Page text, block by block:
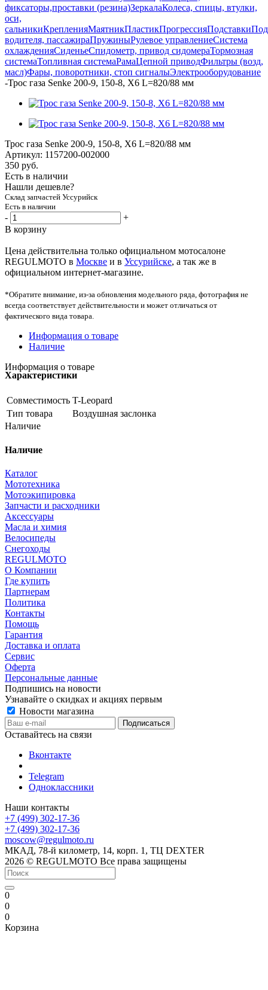
фиксаторы,проставки (резина)ЗеркалаКолеса, спицы, втулки,
оси,
сальникиКрепленияМаятникПластикПрогрессияПодставки
водителя, пассажираПружиныРулевое управлениеСистема
охлажденияСиденьеСпидометр, привод сидомераТормозная
системаТопливная системаРамаЦепной приводФильтры (возд,
масл)Фары, поворотники, стоп сигналыЭлектрооборудование
-Трос газа Senke 200-9, 150-8, X6 L=820/88 мм
Трос газа Senke 200-9, 150-8, X6 L=820/88 мм
Артикул: 1157200-002000
350 руб.
Есть в наличии
Нашли дешевле?
Склад запчастей Уссурийск
Есть в наличии
-
+
В корзину
Цена действительна только официальном мотосалоне
REGULMOTO в Москве и в Уссурийске, а так же в
официальном интернет-магазине.
*Обратите внимание, из-за обновления модельного ряда, фотография не
всегда соответствует действительности и может отличаться от
фактического вида товара.
Информация о товаре
Наличие
Информация о товаре
Характеристики
Совместимость T-Leopard
Тип товара
Воздушная заслонка
Наличие
Наличие
Каталог
Мототехника
Мотоэкипировка
Запчасти и расходники
Аксессуары
Масла и химия
Велосипеды
Снегоходы
REGULMOTO
О Компании
Где купить
Партнерам
Политика
Контакты
Помощь
Гарантия
Доставка и оплата
Сервис
Оферта
Персональные данные
Подпишись на новости
Узнавайте о скидках и акциях первым
Новости магазина
Оставайтесь на связи
Вконтакте
Telegram
Одноклассники
Наши контакты
+7 (499) 302-17-36
+7 (499) 302-17-36
moscow@regulmoto.ru
МКАД, 78-й километр, 14, корп. 1, ТЦ DEXTER
2026 © REGULMOTO Все права защищены
0
0
0
Корзина